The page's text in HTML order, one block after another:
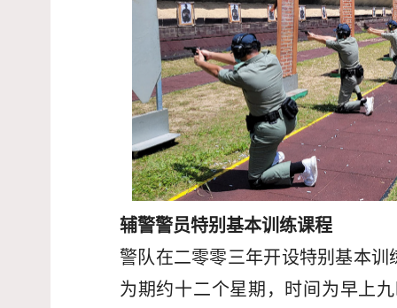
辅警警员特别基本训练课程
警队在二零零三年开设特别基本
为期约十二个星期，时间为早上